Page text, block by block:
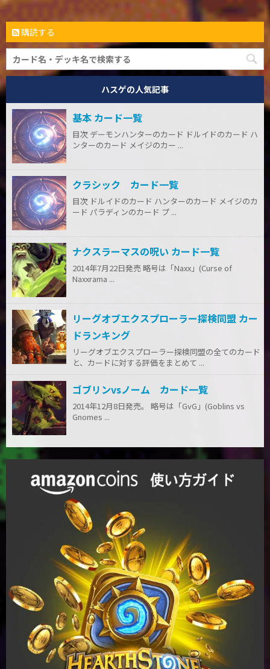
購読する
ハスゲの人気記事
基本 カード一覧
目次 デーモンハンターのカード ドルイドのカード ハ
ンターのカード メイジのカー ...
クラシック カード一覧
目次 ドルイドのカード ハンターのカード メイジのカ
ード パラディンのカード プ ...
ナクスラーマスの呪い カード一覧
2014年7月22日発売 略号は「Naxx」(Curse of
Naxxrama ...
リーグオブエクスプローラー探検同盟 カー
ドランキング
リーグオブエクスプローラー探検同盟の全てのカード
と、カードに対する評価をまとめて ...
ゴブリンvsノーム カード一覧
2014年12月8日発売。 略号は「GvG」(Goblins vs
Gnomes ...